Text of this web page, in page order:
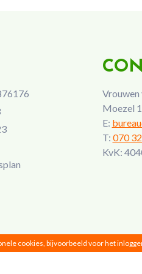
Vrouwen
Moezel
E:
T: 070
KvK:
cookies, bijvoorbeeld voor het